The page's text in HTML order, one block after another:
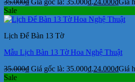
Sale
Lịch Để Bàn 13 Tờ
Mẫu Lịch Bàn 13 Tờ Hoa Nghệ Thuật
35.000₫ Giá gốc là: 35.000₫.24.000₫Giá
Sale